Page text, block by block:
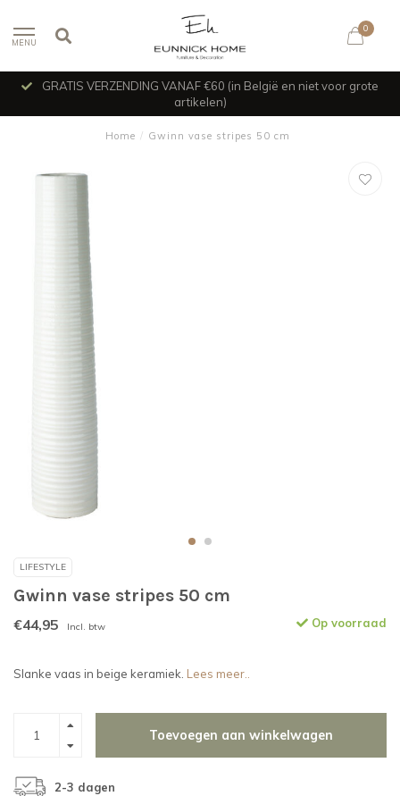
MENU
0
GRATIS VERZENDING VANAF €60 (in België en niet voor grote
artikelen)
Home / Gwinn vase stripes 50 cm
LIFESTYLE
Gwinn vase stripes 50 cm
€44,95 Incl. btw Op voorraad
Slanke vaas in beige keramiek. Lees meer..
Toevoegen aan winkelwagen
2-3 dagen